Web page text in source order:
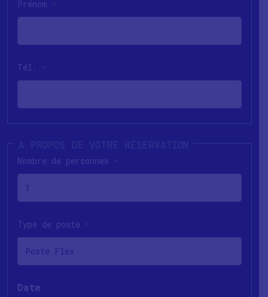
Prénom *
Tél. *
Nombre de personnes *
Type de poste *
Date